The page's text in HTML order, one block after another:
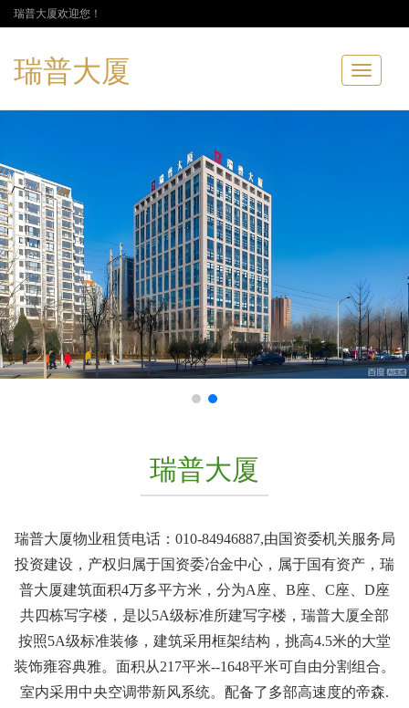
瑞普大厦欢迎您！
瑞普大厦
瑞普大厦
瑞普大厦物业租赁电话：010-84946887,由国资委机关服务局
投资建设，产权归属于国资委冶金中心，属于国有资产，瑞
普大厦建筑面积4万多平方米，分为A座、B座、C座、D座
共四栋写字楼，是以5A级标准所建写字楼，瑞普大厦全部
按照5A级标准装修，建筑采用框架结构，挑高4.5米的大堂
装饰雍容典雅。面积从217平米--1648平米可自由分割组合。
室内采用中央空调带新风系统。配备了多部高速度的帝森.